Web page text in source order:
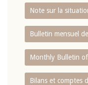
Note sur la
Bulletin mensuel
Monthly Bulletin of
Bilans et comptes